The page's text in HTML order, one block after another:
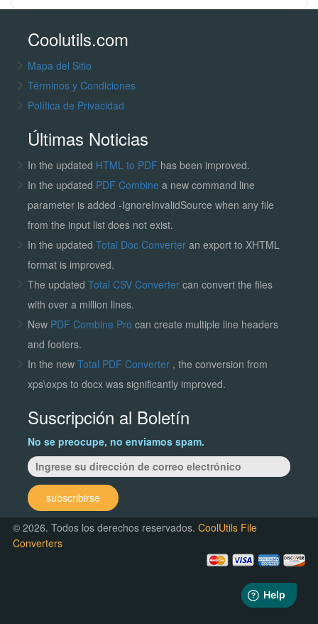
Coolutils.com
Mapa del Sitio
Términos y Condiciones
Política de Privacidad
Últimas Noticias
In the updated HTML to PDF has been improved.
In the updated PDF Combine a new command line
parameter is added -IgnoreInvalidSource when any file
from the input list does not exist.
In the updated Total Doc Converter an export to XHTML
format is improved.
The updated Total CSV Convertercan convert the files
with over a million lines.
New PDF Combine Pro can create multiple line headers
and footers.
In the new Total PDF Converter , the conversion from
xps\oxps to docx was significantly improved.
Suscripción al Boletín
No se preocupe, no enviamos spam.
subscribirse
© 2026. Todos los derechos reservados.CoolUtils File
Converters